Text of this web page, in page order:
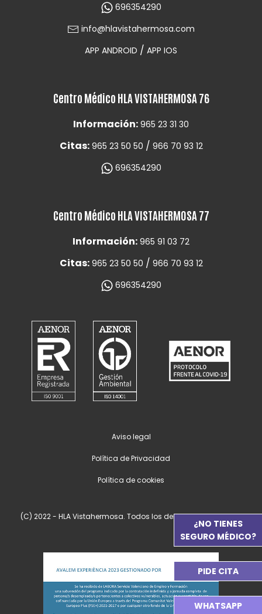
696354290
info@hlavistahermosa.com
APP ANDROID / APP IOS
Centro Médico HLA VISTAHERMOSA 76
Información: 965 23 31 30
Citas: 965 23 50 50 / 966 70 93 12
696354290
Centro Médico HLA VISTAHERMOSA 77
Información: 965 91 03 72
Citas: 965 23 50 50 / 966 70 93 12
696354290
(C) 2022 - HLA Vistahermosa. Todos los derechos reservados.
Aviso legal
Política de Privacidad
Política de cookies
¿NO TIENES
SEGURO MÉDICO?
PIDE CITA
WHATSAPP